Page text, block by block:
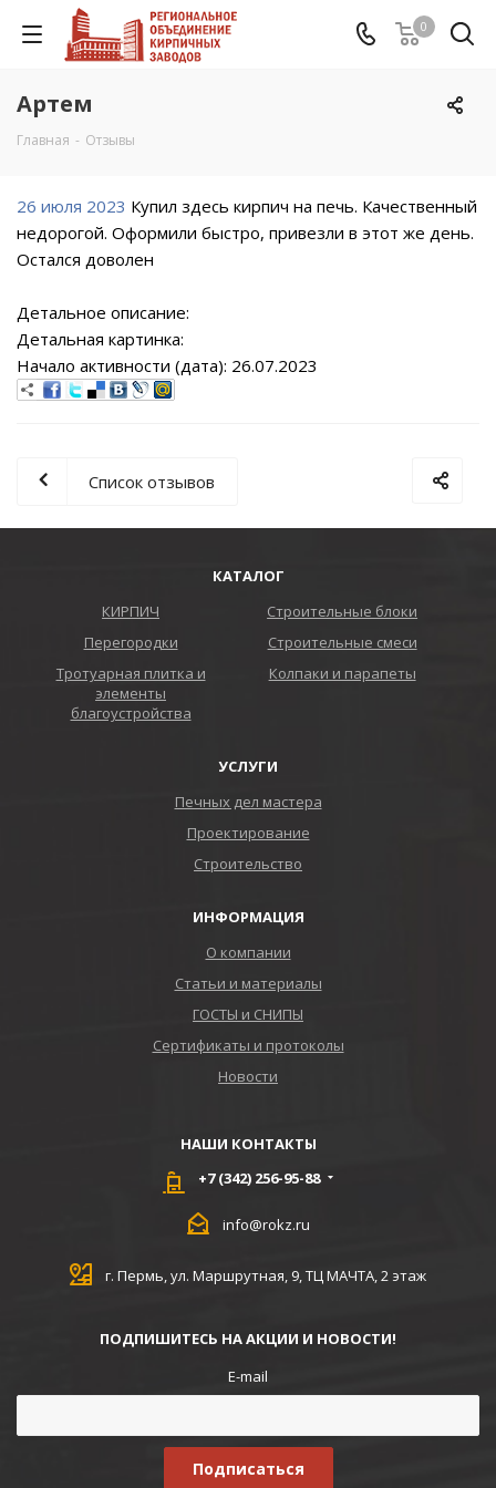
0
Артем
Главная - Отзывы
26 июля 2023 Купил здесь кирпич на печь. Качественный
недорогой. Оформили быстро, привезли в этот же день.
Остался доволен
Детальное описание:
Детальная картинка:
Начало активности (дата): 26.07.2023
Список отзывов
КАТАЛОГ
КИРПИЧ
Строительные блоки
Перегородки
Строительные смеси
Тротуарная плитка и
элементы
благоустройства
Колпаки и парапеты
УСЛУГИ
Печных дел мастера
Проектирование
Строительство
ИНФОРМАЦИЯ
О компании
Статьи и материалы
ГОСТЫ и СНИПЫ
Сертификаты и протоколы
Новости
НАШИ КОНТАКТЫ
+7 (342) 256-95-88
info@rokz.ru
г. Пермь, ул. Маршрутная, 9, ТЦ МАЧТА, 2 этаж
ПОДПИШИТЕСЬ НА АКЦИИ И НОВОСТИ!
E-mail